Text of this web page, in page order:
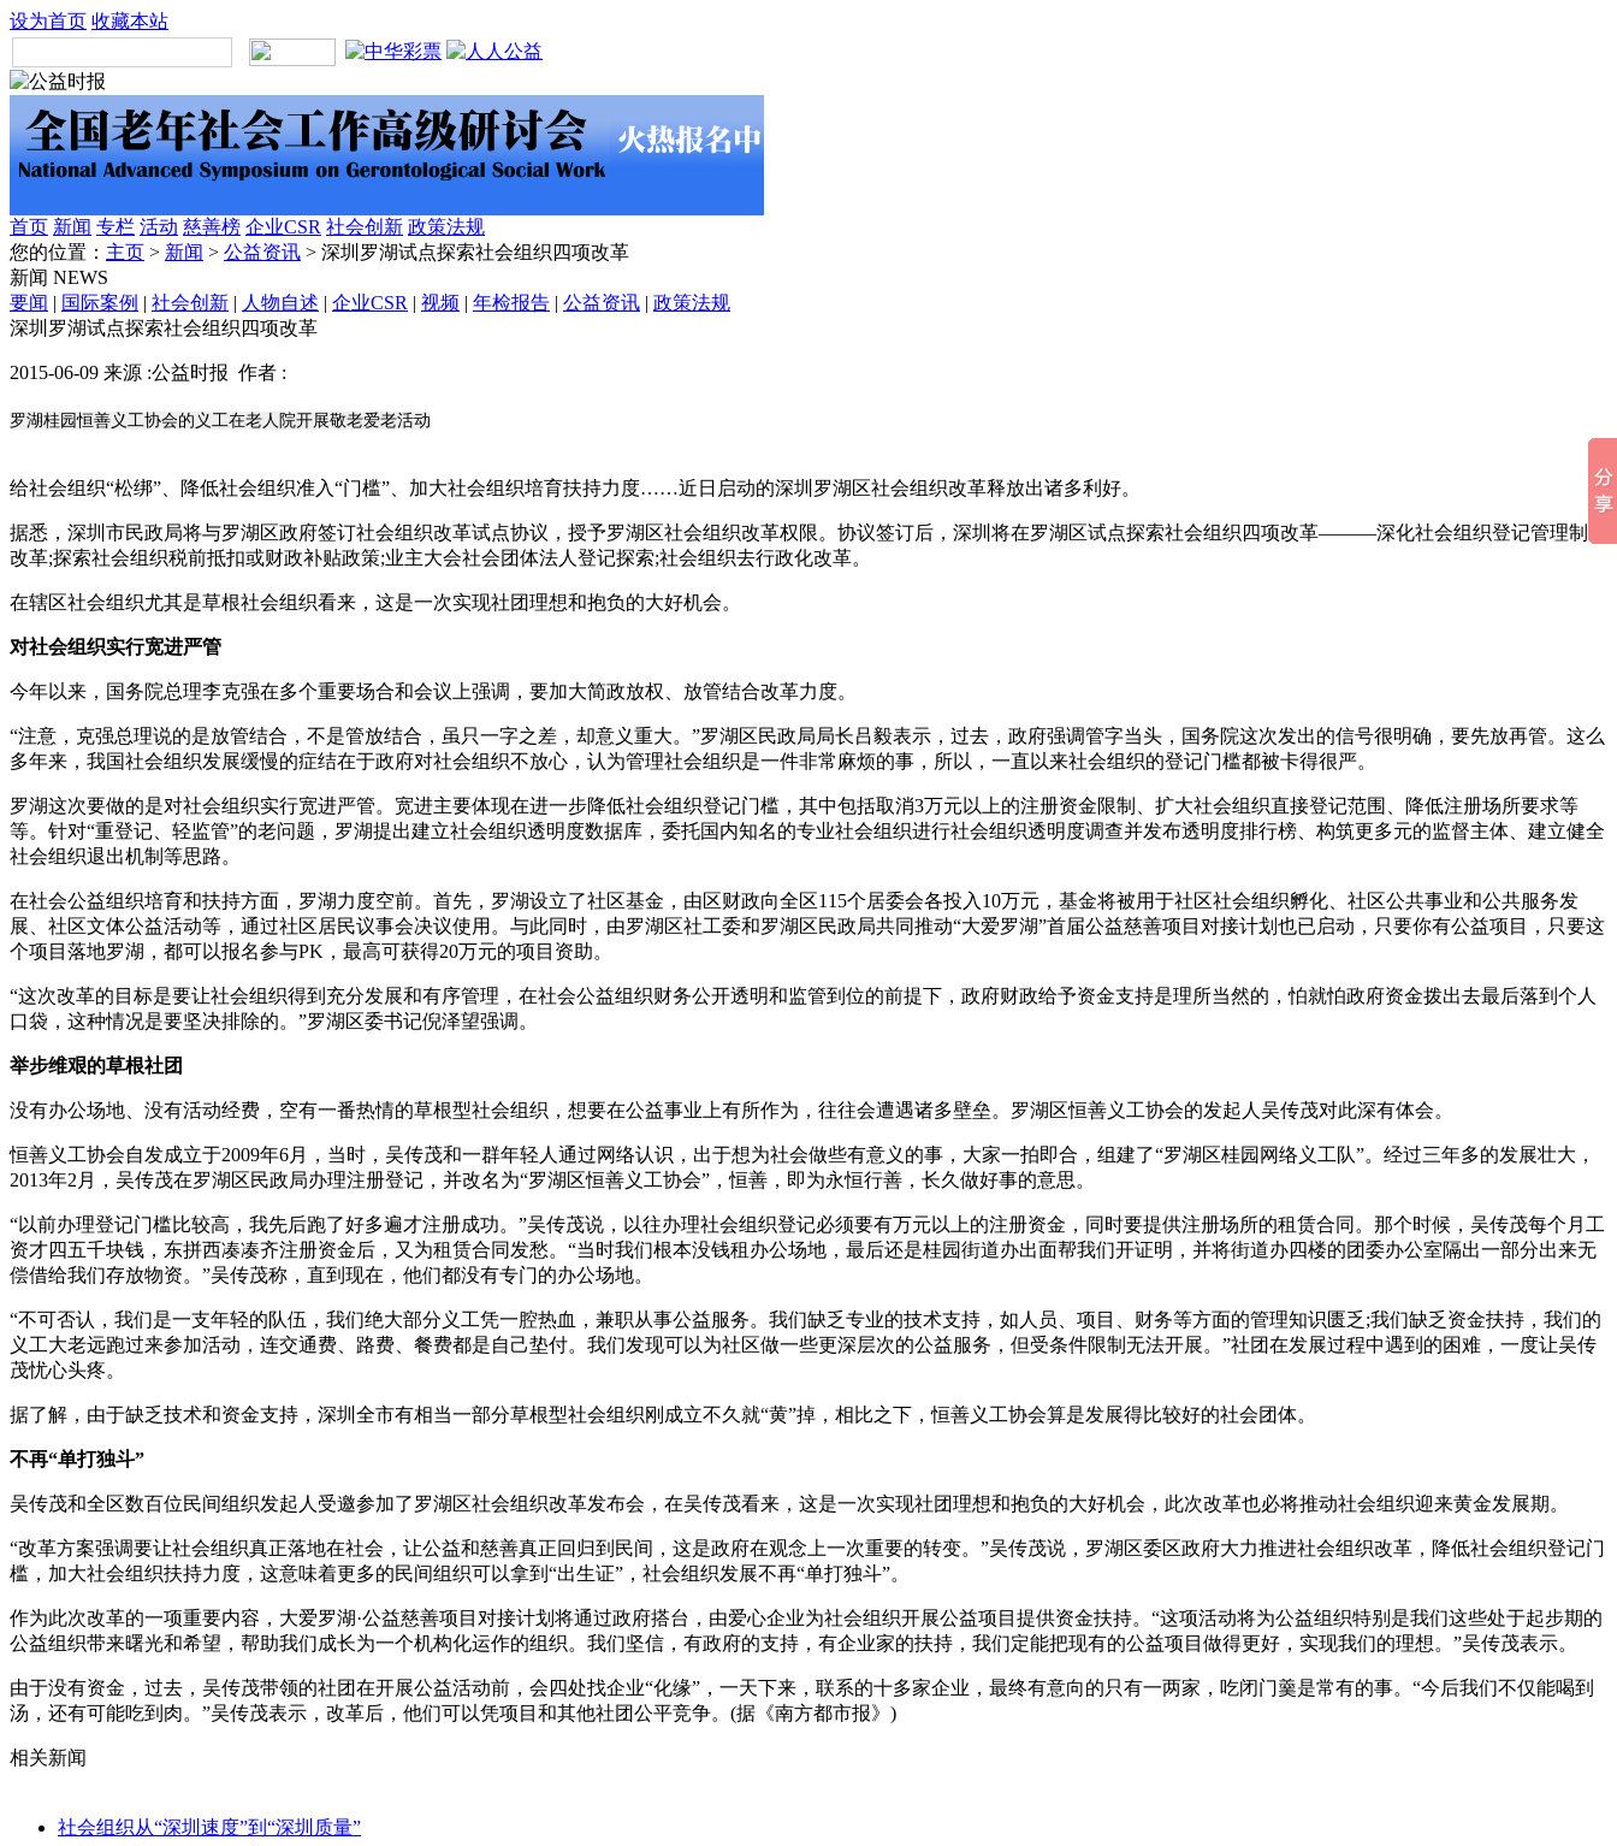
设为首页 收藏本站
首页 新闻 专栏 活动 慈善榜 企业CSR 社会创新 政策法规
您的位置： 主页 > 新闻 > 公益资讯 > 深圳罗湖试点探索社会组织四项改革
新闻 NEWS
要闻 | 国际案例 | 社会创新 | 人物自述 | 企业CSR | 视频 | 年检报告 | 公益资讯 | 政策法规
深圳罗湖试点探索社会组织四项改革
2015-06-09 来源 :公益时报 作者 :
罗湖桂园恒善义工协会的义工在老人院开展敬老爱老活动
给社会组织“松绑”、降低社会组织准入“门槛”、加大社会组织培育扶持力度……近日启动的深圳罗湖区社会组织改革释放出诸多利好。
据悉，深圳市民政局将与罗湖区政府签订社会组织改革试点协议，授予罗湖区社会组织改革权限。协议签订后，深圳将在罗湖区试点探索社会组织四项改革———深化社会组织登记管理制度
改革;探索社会组织税前抵扣或财政补贴政策;业主大会社会团体法人登记探索;社会组织去行政化改革。
在辖区社会组织尤其是草根社会组织看来，这是一次实现社团理想和抱负的大好机会。
对社会组织实行宽进严管
今年以来，国务院总理李克强在多个重要场合和会议上强调，要加大简政放权、放管结合改革力度。
“注意，克强总理说的是放管结合，不是管放结合，虽只一字之差，却意义重大。”罗湖区民政局局长吕毅表示，过去，政府强调管字当头，国务院这次发出的信号很明确，要先放再管。这么
多年来，我国社会组织发展缓慢的症结在于政府对社会组织不放心，认为管理社会组织是一件非常麻烦的事，所以，一直以来社会组织的登记门槛都被卡得很严。
罗湖这次要做的是对社会组织实行宽进严管。宽进主要体现在进一步降低社会组织登记门槛，其中包括取消3万元以上的注册资金限制、扩大社会组织直接登记范围、降低注册场所要求等
等。针对“重登记、轻监管”的老问题，罗湖提出建立社会组织透明度数据库，委托国内知名的专业社会组织进行社会组织透明度调查并发布透明度排行榜、构筑更多元的监督主体、建立健全
社会组织退出机制等思路。
在社会公益组织培育和扶持方面，罗湖力度空前。首先，罗湖设立了社区基金，由区财政向全区115个居委会各投入10万元，基金将被用于社区社会组织孵化、社区公共事业和公共服务发
展、社区文体公益活动等，通过社区居民议事会决议使用。与此同时，由罗湖区社工委和罗湖区民政局共同推动“大爱罗湖”首届公益慈善项目对接计划也已启动，只要你有公益项目，只要这
个项目落地罗湖，都可以报名参与PK，最高可获得20万元的项目资助。
“这次改革的目标是要让社会组织得到充分发展和有序管理，在社会公益组织财务公开透明和监管到位的前提下，政府财政给予资金支持是理所当然的，怕就怕政府资金拨出去最后落到个人
口袋，这种情况是要坚决排除的。”罗湖区委书记倪泽望强调。
举步维艰的草根社团
没有办公场地、没有活动经费，空有一番热情的草根型社会组织，想要在公益事业上有所作为，往往会遭遇诸多壁垒。罗湖区恒善义工协会的发起人吴传茂对此深有体会。
恒善义工协会自发成立于2009年6月，当时，吴传茂和一群年轻人通过网络认识，出于想为社会做些有意义的事，大家一拍即合，组建了“罗湖区桂园网络义工队”。经过三年多的发展壮大，
2013年2月，吴传茂在罗湖区民政局办理注册登记，并改名为“罗湖区恒善义工协会”，恒善，即为永恒行善，长久做好事的意思。
“以前办理登记门槛比较高，我先后跑了好多遍才注册成功。”吴传茂说，以往办理社会组织登记必须要有万元以上的注册资金，同时要提供注册场所的租赁合同。那个时候，吴传茂每个月工
资才四五千块钱，东拼西凑凑齐注册资金后，又为租赁合同发愁。“当时我们根本没钱租办公场地，最后还是桂园街道办出面帮我们开证明，并将街道办四楼的团委办公室隔出一部分出来无
偿借给我们存放物资。”吴传茂称，直到现在，他们都没有专门的办公场地。
“不可否认，我们是一支年轻的队伍，我们绝大部分义工凭一腔热血，兼职从事公益服务。我们缺乏专业的技术支持，如人员、项目、财务等方面的管理知识匮乏;我们缺乏资金扶持，我们的
义工大老远跑过来参加活动，连交通费、路费、餐费都是自己垫付。我们发现可以为社区做一些更深层次的公益服务，但受条件限制无法开展。”社团在发展过程中遇到的困难，一度让吴传
茂忧心头疼。
据了解，由于缺乏技术和资金支持，深圳全市有相当一部分草根型社会组织刚成立不久就“黄”掉，相比之下，恒善义工协会算是发展得比较好的社会团体。
不再“单打独斗”
吴传茂和全区数百位民间组织发起人受邀参加了罗湖区社会组织改革发布会，在吴传茂看来，这是一次实现社团理想和抱负的大好机会，此次改革也必将推动社会组织迎来黄金发展期。
“改革方案强调要让社会组织真正落地在社会，让公益和慈善真正回归到民间，这是政府在观念上一次重要的转变。”吴传茂说，罗湖区委区政府大力推进社会组织改革，降低社会组织登记门
槛，加大社会组织扶持力度，这意味着更多的民间组织可以拿到“出生证”，社会组织发展不再“单打独斗”。
作为此次改革的一项重要内容，大爱罗湖·公益慈善项目对接计划将通过政府搭台，由爱心企业为社会组织开展公益项目提供资金扶持。“这项活动将为公益组织特别是我们这些处于起步期的
公益组织带来曙光和希望，帮助我们成长为一个机构化运作的组织。我们坚信，有政府的支持，有企业家的扶持，我们定能把现有的公益项目做得更好，实现我们的理想。”吴传茂表示。
由于没有资金，过去，吴传茂带领的社团在开展公益活动前，会四处找企业“化缘”，一天下来，联系的十多家企业，最终有意向的只有一两家，吃闭门羹是常有的事。“今后我们不仅能喝到
汤，还有可能吃到肉。”吴传茂表示，改革后，他们可以凭项目和其他社团公平竞争。(据《南方都市报》)
相关新闻
社会组织从“深圳速度”到“深圳质量”